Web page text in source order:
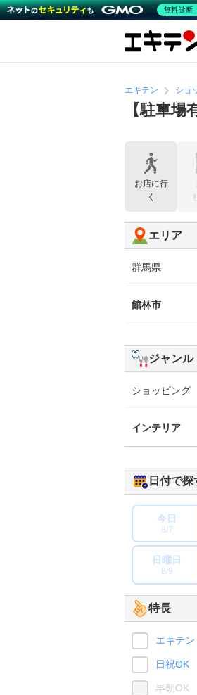
エキテン ショ
【駐車
お店に行
く
エリア
群馬県
館林市
ジャンル
ショッピング
インテリア
日付で探
今日
8/7
日曜日
8/9
特長
エキテ
日祝OK
早朝OK
無料診断